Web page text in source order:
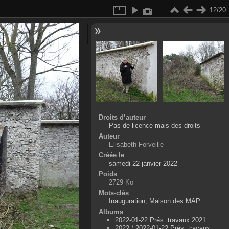
12/20
Droits d’auteur
Pas de licence mais des droits
Auteur
Elisabeth Forveille
Créée le
samedi 22 janvier 2022
Poids
2729 Ko
Mots-clés
Inauguration, Maison des MAP
Albums
2022-01-22 Prés. travaux 2021